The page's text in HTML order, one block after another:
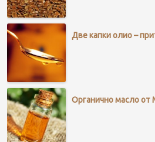
Две капки олио –
Органично масло от